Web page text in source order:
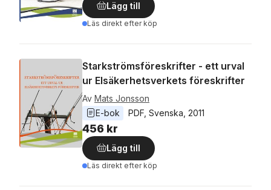
Lägg till
Läs direkt efter köp
Starkströmsföreskrifter - ett urval
ur Elsäkerhetsverkets föreskrifter
Av Mats Jonsson
E-bok
PDF Svenska 2011
456 kr
Lägg till
Läs direkt efter köp